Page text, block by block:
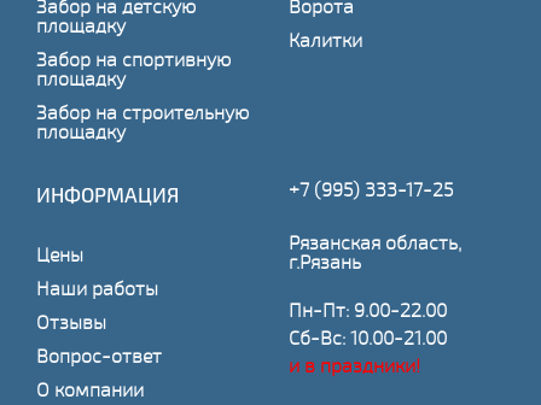
Забор на детскую
площадку
Забор на спортивную
площадку
Забор на строительную
площадку
Ворота
Калитки
ИНФОРМАЦИЯ
Цены
Наши работы
Отзывы
Вопрос-ответ
О компании
+7 (995) 333-17-25
Рязанская область,
г.Рязань
Пн-Пт: 9.00-22.00
Сб-Вс: 10.00-21.00
и в праздники!